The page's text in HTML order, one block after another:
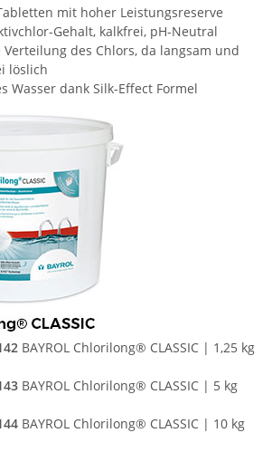
mit hoher Leistungsreserve
Gehalt, kalkfrei, pH-Neutral
Verteilung des Chlors, da langsam und
löslich
Wasser dank Silk-Effect Formel
BAYROL Chlorilong® CLASSIC | 1,25 kg
BAYROL Chlorilong® CLASSIC | 5 kg
BAYROL Chlorilong® CLASSIC | 10 kg